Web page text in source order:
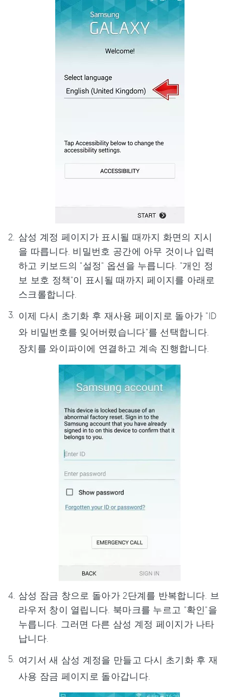
삼성 계정 페이지가 표시될 때까지 화면의 지시
을 따릅니다. 비밀번호 공간에 아무 것이나 입력
하고 키보드의 "설정" 옵션을 누릅니다. "개인 정
보 보호 정책"이 표시될 때까지 페이지를 아래로
스크롤합니다.
이제 다시 초기화 후 재사용 페이지로 돌아가 "ID
와 비밀번호를 잊어버렸습니다"를 선택합니다.
장치를 와이파이에 연결하고 계속 진행합니다.
삼성 잠금 창으로 돌아가 2단계를 반복합니다. 브
라우저 창이 열립니다. 북마크를 누르고 "확인"을
누릅니다. 그러면 다른 삼성 계정 페이지가 나타
납니다.
여기서 새 삼성 계정을 만들고 다시 초기화 후 재
사용 잠금 페이지로 돌아갑니다.